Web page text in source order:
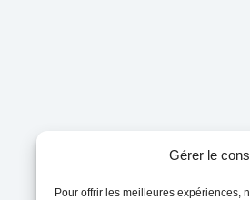
Gérer le
Pour offrir les meilleures expériences,